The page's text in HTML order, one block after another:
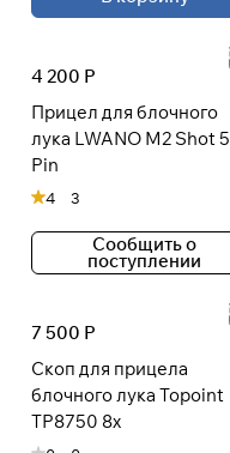
4 200 Р
Прицел для блочного
лука LWANO M2 Shot 5
Pin
4 3
Сообщить о
поступлении
7 500 Р
Скоп для прицела
блочного лука Topoint
TP8750 8x